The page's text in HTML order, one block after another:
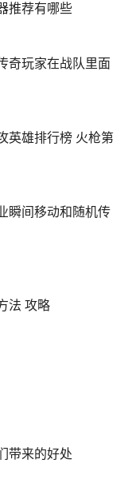
推荐有哪些
奇玩家在战队里面
英雄排行榜 火枪第
瞬间移动和随机传
法 攻略
带来的好处